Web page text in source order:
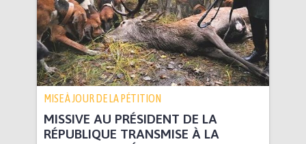
MISE À JOUR DE LA PÉTITION
MISSIVE AU PRÉSIDENT DE LA
RÉPUBLIQUE TRANSMISE À LA